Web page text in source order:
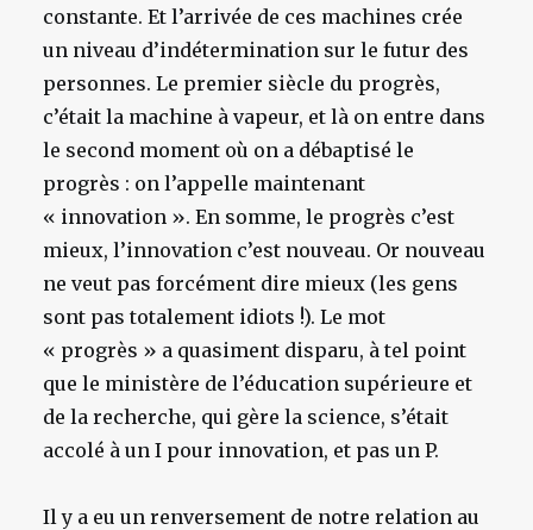
constante. Et l’arrivée de ces machines crée
un niveau d’indétermination sur le futur des
personnes. Le premier siècle du progrès,
c’était la machine à vapeur, et là on entre dans
le second moment où on a débaptisé le
progrès : on l’appelle maintenant
« innovation ». En somme, le progrès c’est
mieux, l’innovation c’est nouveau. Or nouveau
ne veut pas forcément dire mieux (les gens
sont pas totalement idiots !). Le mot
« progrès » a quasiment disparu, à tel point
que le ministère de l’éducation supérieure et
de la recherche, qui gère la science, s’était
accolé à un I pour innovation, et pas un P.
Il y a eu un renversement de notre relation au